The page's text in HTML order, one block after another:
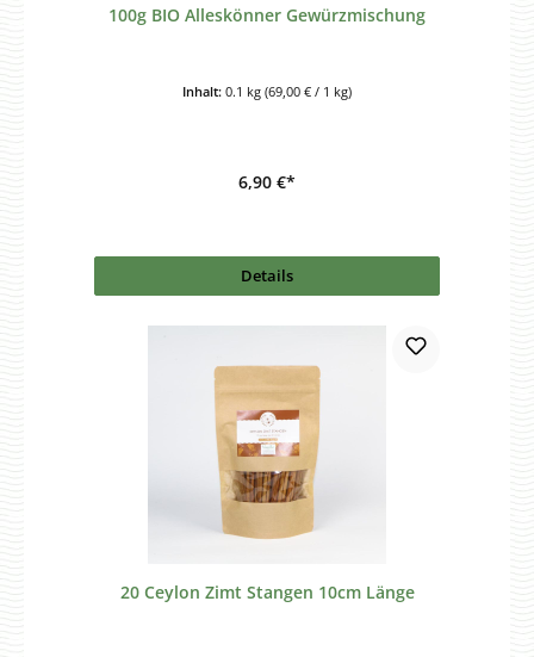
100g BIO Alleskönner Gewürzmischung
Inhalt: 0.1 kg (69,00 € / 1 kg)
6,90 €*
Details
20 Ceylon Zimt Stangen 10cm Länge